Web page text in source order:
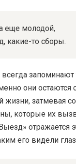
еще молодой,
какие-то сборы.
они остаются
жизни, затмевая
которые их
отражается
его видели